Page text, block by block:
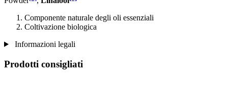
Componente naturale degli oli essenziali
Coltivazione biologica
Informazioni legali
Prodotti consigliati